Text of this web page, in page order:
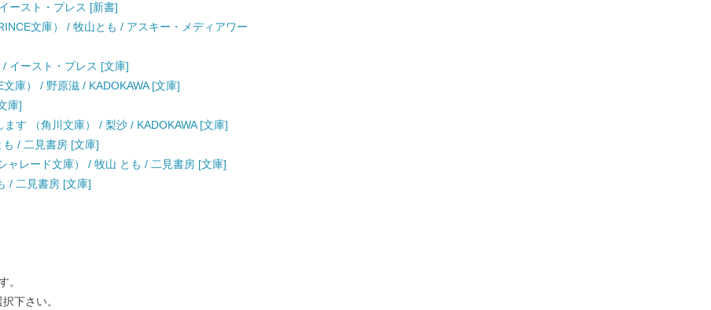
ースト・プレス [新書]
文庫） / 牧山とも / アスキー・メディアワー
イースト・プレス [文庫]
庫） / 野原滋 / KADOKAWA [文庫]
庫]
す （角川文庫） / 梨沙 / KADOKAWA [文庫]
/ 二見書房 [文庫]
ャレード文庫） / 牧山 とも / 二見書房 [文庫]
/ 二見書房 [文庫]
。
下さい。